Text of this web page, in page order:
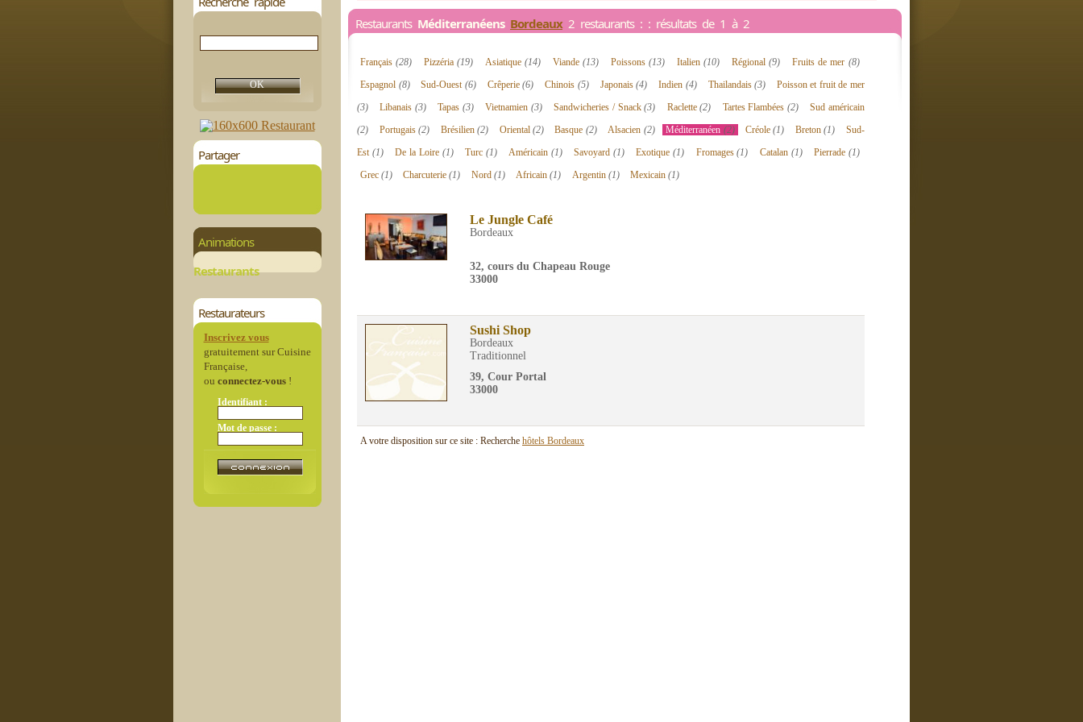
Partager
Animations
Restaurants
Restaurateurs
Inscrivez vous
gratuitement sur Cuisine
Française,
ou connectez-vous!
Identifiant :
Mot de passe :
Restaurants Méditerranéens Bordeaux2 restaurants : : résultats de 1 à 2
Français(28) Pizzéria(19) Asiatique(14) Viande(13) Poissons(13) Italien(10) Régional(9) Fruits de mer (8)
Espagnol (8) Sud-Ouest (6) Crêperie(6) Chinois (5) Japonais(4) Indien (4) Thailandais(3)
Poisson et fruit de mer
(3)
Libanais (3) Tapas (3) Vietnamien (3) Sandwicheries / Snack(3) Raclette(2) Tartes Flambées(2)
Sud américain
(2)
Portugais (2) Brésilien (2) Oriental (2) Basque (2) Alsacien (2) Méditerranéen (2) Créole(1) Breton(1)
Sud-
Est (1) De la Loire (1) Turc (1) Américain(1) Savoyard(1) Exotique(1) Fromages(1) Catalan (1) Pierrade (1)
Grec (1) Charcuterie(1) Nord (1) Africain(1) Argentin (1) Mexicain (1)
Le Jungle Café
Bordeaux
32, cours du Chapeau Rouge
33000
Sushi Shop
Bordeaux
Traditionnel
39, Cour Portal
33000
A votre disposition sur ce site : Recherche hôtels Bordeaux